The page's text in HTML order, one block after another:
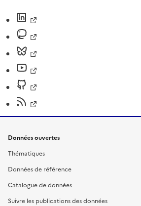
Données ouvertes
Thématiques
Données de référence
Catalogue de données
Suivre les publications des données